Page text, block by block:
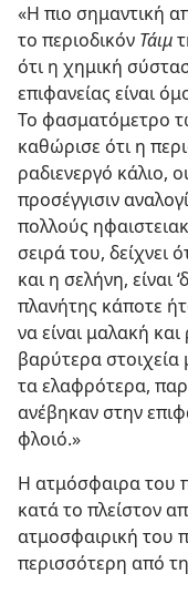
«Η πιο σημαντική
το περιοδικόν Τάιμ
ότι η χημική
επιφανείας είναι
Το φασματόμετρο
καθώρισε ότι η
ραδιενεργό κάλιο,
προσέγγισιν
πολλούς
σειρά του, δείχνει
και η σελήνη, είναι
πλανήτης κάποτε
να είναι μαλακή
βαρύτερα
τα ελαφρότερα,
ανέβηκαν στην
φλοιό.»
Η ατμόσφαιρα του
κατά το πλείστον
ατμοσφαιρική του
περισσότερη από